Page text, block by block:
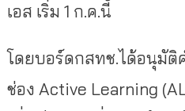
เอส เริ่ม 1 ก.ค.นี้
โดยบอร์ดกสทช.ได้อนุมัติ
ช่อง Active Learning